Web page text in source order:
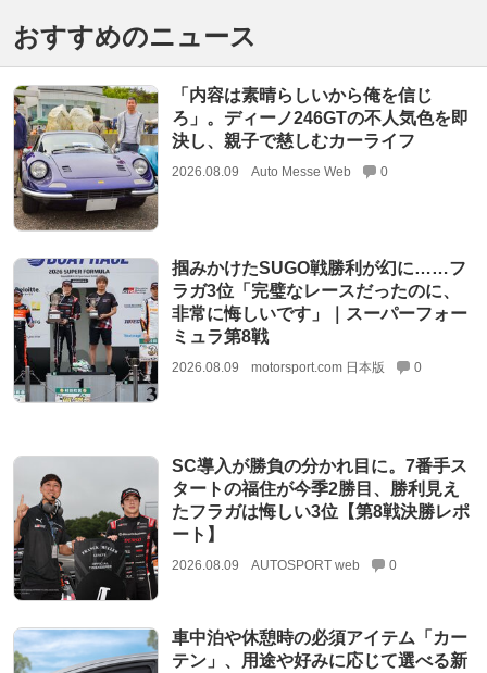
おすすめのニュース
「内容は素晴らしいから俺を信じ
ろ」。ディーノ246GTの不人気色を即
決し、親子で慈しむカーライフ
2026.08.09 Auto Messe Web 0
掴みかけたSUGO戦勝利が幻に……フ
ラガ3位「完璧なレースだったのに、
非常に悔しいです」｜スーパーフォー
ミュラ第8戦
2026.08.09 motorsport.com 日本版 0
SC導入が勝負の分かれ目に。7番手ス
タートの福住が今季2勝目、勝利見え
たフラガは悔しい3位【第8戦決勝レポ
ート】
2026.08.09 AUTOSPORT web 0
車中泊や休憩時の必須アイテム「カー
テン」、用途や好みに応じて選べる新